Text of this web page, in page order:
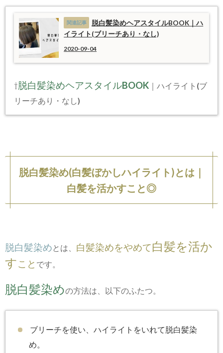
脱白髪染めヘアスタイルBOOK｜ハ
イライト(ブリーチあり・なし)
2020-09-04
⇧脱白髪染めヘアスタイルBOOK ｜ハイライト(ブ
リーチあり・なし)
脱白髪染め(白髪ぼかしハイライト)とは｜
白髪を活かすこと◎
脱白髪染め とは、 白髪染めをやめて白髪を活か
すこと です。
脱白髪染めの方法は、以下のふたつ。
ブリーチを使い、ハイライトをいれて脱白髪染
め。